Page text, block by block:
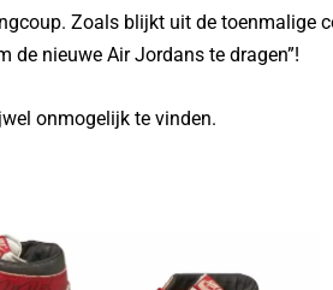
Zoals blijkt uit de toenmalige
de nieuwe Air Jordans te dragen”!
onmogelijk te vinden.